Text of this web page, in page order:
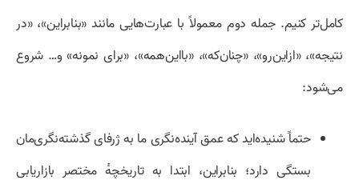
کامل‌تر کنیم. جمله دوم معمولاً با عبارت‌هایی مانند «بنابراین»، «در
نتیجه»، «ازاین‌رو»، «چنان‌که»، «بااین‌همه»، «برای نمونه» و… شروع
می‌شود:
حتماً شنیده‌اید که عمق آینده‌نگری ما به ژرفای گذشته‌نگری‌مان
بستگی دارد؛ بنابراین، ابتدا به تاریخچهٔ مختصر بازاریابی